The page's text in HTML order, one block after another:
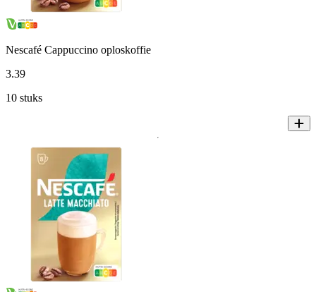
Nescafé Cappuccino oploskoffie
3.39
10 stuks